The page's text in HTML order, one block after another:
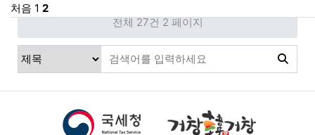
처음 1 2
전체 27건 2 페이지